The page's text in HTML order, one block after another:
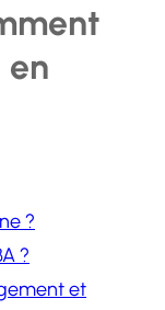
en
?
?
et